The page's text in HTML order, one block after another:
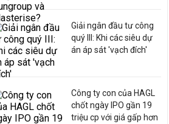
Giải ngân đầu tư công
quý III: Khi các siêu dự
án áp sát 'vạch đích'
Công ty con của HAGL
chốt ngày IPO gần 19
triệu cp với giá gấp hơn